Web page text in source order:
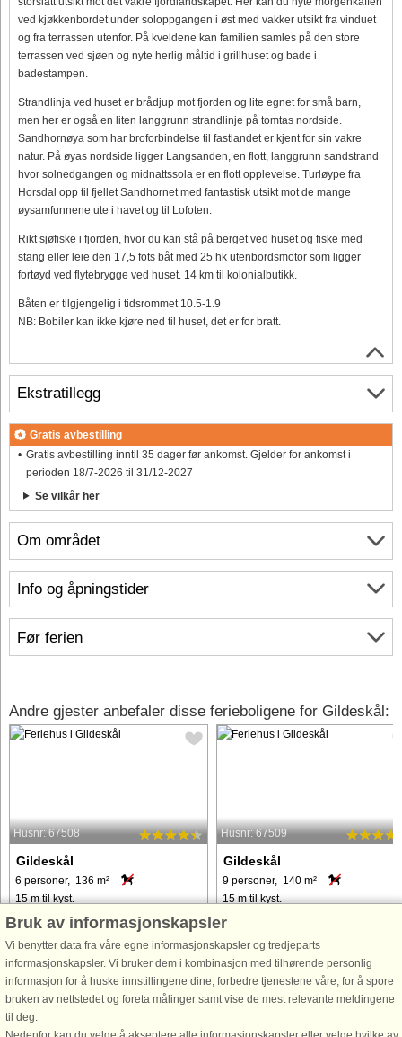
ved kjøkkenbordet under soloppgangen i øst med vakker utsikt fra vinduet
og fra terrassen utenfor. På kveldene kan familien samles på den store
terrassen ved sjøen og nyte herlig måltid i grillhuset og bade i
badestampen.
Strandlinja ved huset er brådjup mot fjorden og lite egnet for små barn,
men her er også en liten langgrunn strandlinje på tomtas nordside.
Sandhornøya som har broforbindelse til fastlandet er kjent for sin vakre
natur. På øyas nordside ligger Langsanden, en flott, langgrunn sandstrand
hvor solnedgangen og midnattssola er en flott opplevelse. Turløype fra
Horsdal opp til fjellet Sandhornet med fantastisk utsikt mot de mange
øysamfunnene ute i havet og til Lofoten.
Rikt sjøfiske i fjorden, hvor du kan stå på berget ved huset og fiske med
stang eller leie den 17,5 fots båt med 25 hk utenbordsmotor som ligger
fortøyd ved flytebrygge ved huset. 14 km til kolonialbutikk.
Båten er tilgjengelig i tidsrommet 10.5-1.9
NB: Bobiler kan ikke kjøre ned til huset, det er for bratt.
Om området
Info og åpningstider
Før ferien
Ekstratillegg
Gratis avbestilling
Gratis avbestilling inntil 35 dager før ankomst. Gjelder for ankomst i
perioden 18/7-2026 til 31/12-2027
Se vilkår her
Andre gjester anbefaler disse ferieboligene for Gildeskål:
Husnr: 67508
Gildeskål
6 personer, 136 m²
15 m til kyst.
Dette komfortable feriehuset ligger
idyllisk til ved sjøen, 7 km fra bygda
Inndyr, sør for Bodø og 30 m fra
feriehus 67509. Feriehuset er romslig
og praktisk innredet og har gulvvarme
i alle rom, unntatt ...
Husnr: 67509
Gildeskål
9 personer, 140 m²
15 m til kyst.
Ett vakkert og komfortabelt hus i
funkisstil med utsikt til vill, nordnorsk
natur. Vinner av The European
Holiday Home Award 2017 i
kategorien: BEST HEALTH &
Bruk av informasjonskapsler
Vi benytter data fra våre egne informasjonskapsler og tredjeparts
informasjonskapsler. Vi bruker dem i kombinasjon med tilhørende personlig
informasjon for å huske innstillingene dine, forbedre tjenestene våre, for å spore
bruken av nettstedet og foreta målinger samt vise de mest relevante meldingene
til deg.